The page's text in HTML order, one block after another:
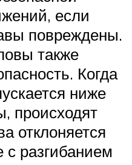
если
повреждены.
также
Когда
ниже
происходят
отклоняется
с разгибанием